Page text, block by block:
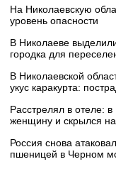
На Николаевскую
уровень опасности
В Николаеве
городка для
В Николаевской
укус каракурта:
Расстрелял в отеле:
женщину и скрылся на
Россия снова
пшеницей в Черном